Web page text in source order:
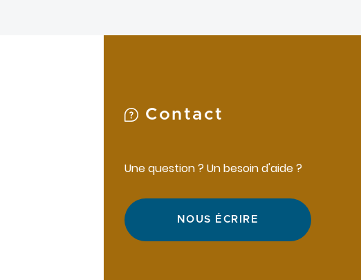
Contact
Une question ? Un besoin d'aide ?
NOUS ÉCRIRE